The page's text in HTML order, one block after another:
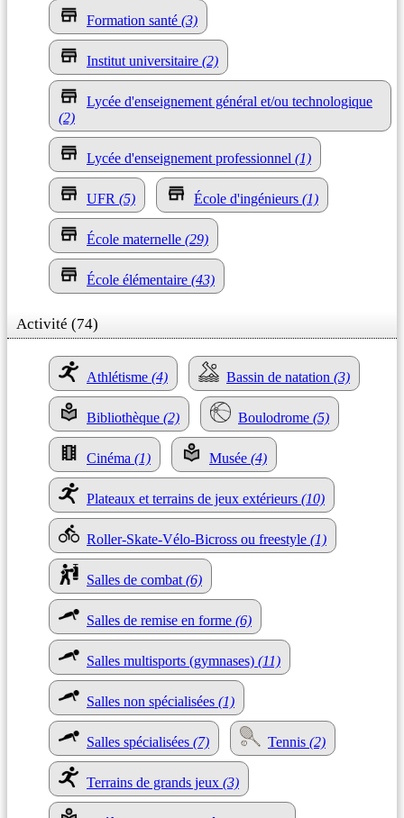
Formation santé (3)
Institut universitaire (2)
Lycée d'enseignement général et/ou technologique
(2)
Lycée d'enseignement professionnel (1)
UFR (5) École d'ingénieurs (1)
École maternelle (29)
École élémentaire (43)
Activité (74)
Athlétisme (4) Bassin de natation (3)
Bibliothèque (2) Boulodrome (5)
Cinéma (1) Musée (4)
Plateaux et terrains de jeux extérieurs (10)
Roller-Skate-Vélo-Bicross ou freestyle (1)
Salles de combat (6)
Salles de remise en forme (6)
Salles multisports (gymnases) (11)
Salles non spécialisées (1)
Salles spécialisées (7) Tennis (2)
Terrains de grands jeux (3)